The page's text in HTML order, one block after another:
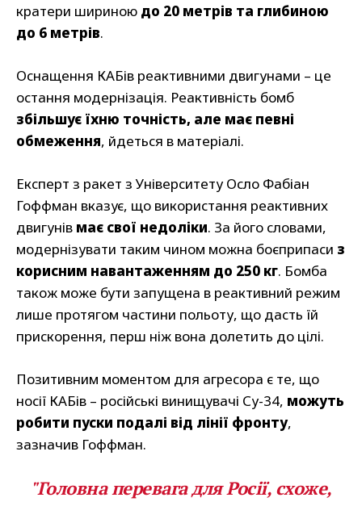
кратери шириною до 20 метрів та глибиною
до 6 метрів.
Оснащення КАБів реактивними двигунами – це
остання модернізація. Реактивність бомб
збільшує їхню точність, але має певні
обмеження, йдеться в матеріалі.
Експерт з ракет з Університету Осло Фабіан
Гоффман вказує, що використання реактивних
двигунів має свої недоліки. За його словами,
модернізувати таким чином можна боєприпаси з
корисним навантаженням до 250 кг. Бомба
також може бути запущена в реактивний режим
лише протягом частини польоту, що дасть їй
прискорення, перш ніж вона долетить до цілі.
Позитивним моментом для агресора є те, що
носії КАБів – російські винищувачі Су-34, можуть
робити пуски подалі від лінії фронту,
зазначив Гоффман.
"Головна перевага для Росії, схоже,